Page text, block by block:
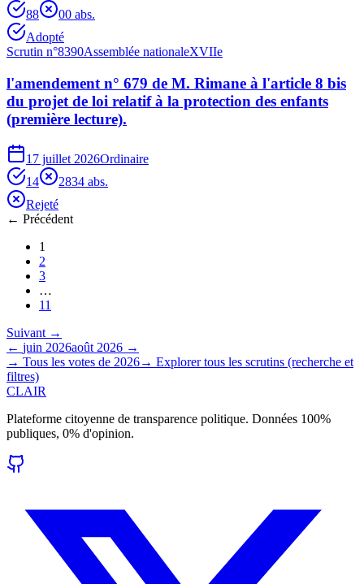
88
00 abs.
Adopté
Scrutin n°8390Assemblée nationaleXVIIe
l'amendement n° 679 de M. Rimane à l'article 8 bis
du projet de loi relatif à la protection des enfants
(première lecture).
17 juillet 2026Ordinaire
14
2834 abs.
Rejeté
← Précédent
1
2
3
…
11
Suivant →
← juin 2026août 2026 →
→ Tous les votes de 2026→ Explorer tous les scrutins (recherche et
filtres)
CLAIR
Plateforme citoyenne de transparence politique. Données 100%
publiques, 0% d'opinion.